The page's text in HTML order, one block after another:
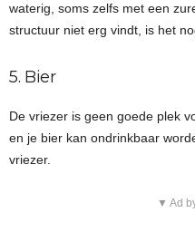
waterig, soms zelfs met een
structuur niet erg vindt, is het
5. Bier
De vriezer is geen goede plek
en je bier kan ondrinkbaar
vriezer.
▼ Ad